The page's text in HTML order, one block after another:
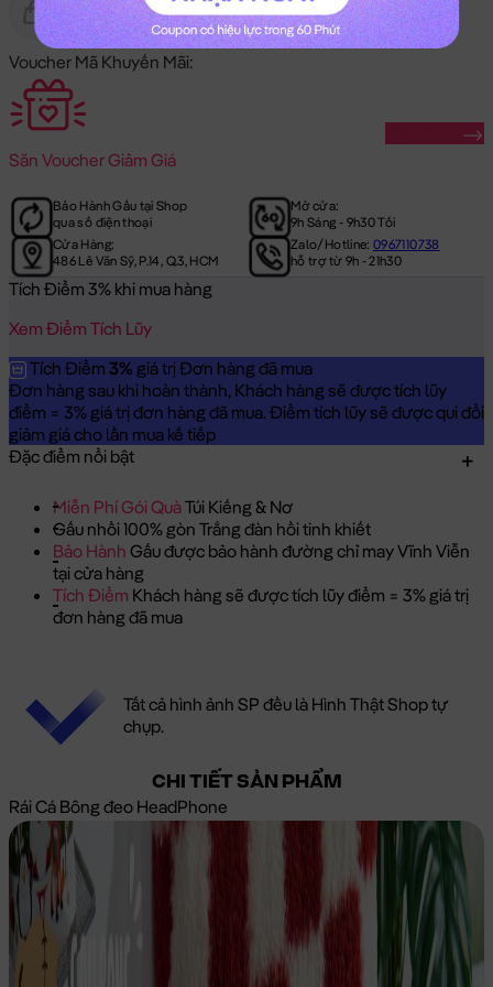
Gửi Tặng Hết Hàng
Voucher Mã Khuyến Mãi:
Săn Voucher Giảm Giá
Bảo Hành Gấu tại Shop
qua số điện thoại
Mở cửa:
9h Sáng - 9h30 Tối
Cửa Hàng:
486 Lê Văn Sỹ, P.14, Q.3, HCM
Zalo/Hotline:0967110738
hỗ trợ từ 9h - 21h30
Tích Điểm 3% khi mua hàng
Xem Điểm Tích Lũy
Tích Điểm 3% giá trị Đơn hàng đã mua
Đơn hàng sau khi hoàn thành, Khách hàng sẽ được tích lũy
điểm = 3% giá trị đơn hàng đã mua. Điểm tích lũy sẽ được qui đổi
giảm giá cho lần mua kế tiếp
Đặc điểm nổi bật
Miễn Phí Gói QuàTúi Kiếng & Nơ
Gấu nhồi 100% gòn Trắng đàn hồi tinh khiết
Bảo Hành Gấu được bảo hành đường chỉ may Vĩnh Viễn
tại cửa hàng
Tích Điểm Khách hàng sẽ được tích lũy điểm = 3% giá trị
đơn hàng đã mua
Tất cả hình ảnh SP đều là Hình Thật Shop tự
chụp.
CHI TIẾT SẢN PHẨM
Rái Cá Bông đeo HeadPhone